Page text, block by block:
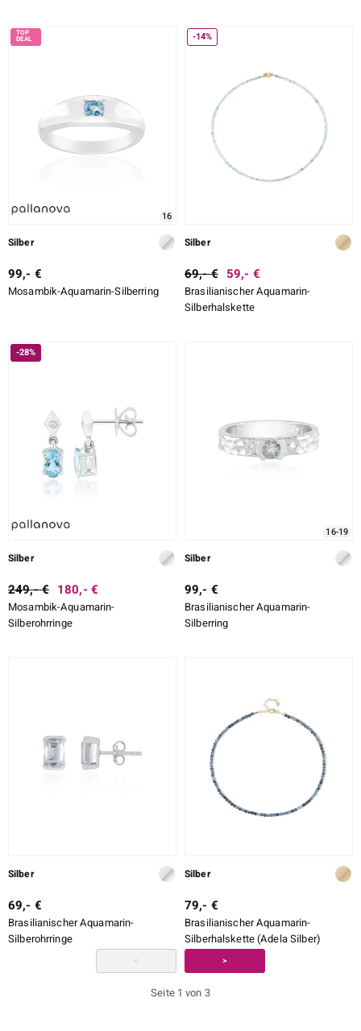
16
Silber
99,- €
Mosambik-Aquamarin-Silberring
-14%
Silber
69,- € 59,- €
Brasilianischer Aquamarin-
Silberhalskette
-28%
Silber
249,- € 180,- €
Mosambik-Aquamarin-
Silberohrringe
16-19
Silber
99,- €
Brasilianischer Aquamarin-
Silberring
Silber
69,- €
Brasilianischer Aquamarin-
Silberohrringe
Silber
79,- €
Brasilianischer Aquamarin-
Silberhalskette (Adela Silber)
< >
Seite 1 von 3